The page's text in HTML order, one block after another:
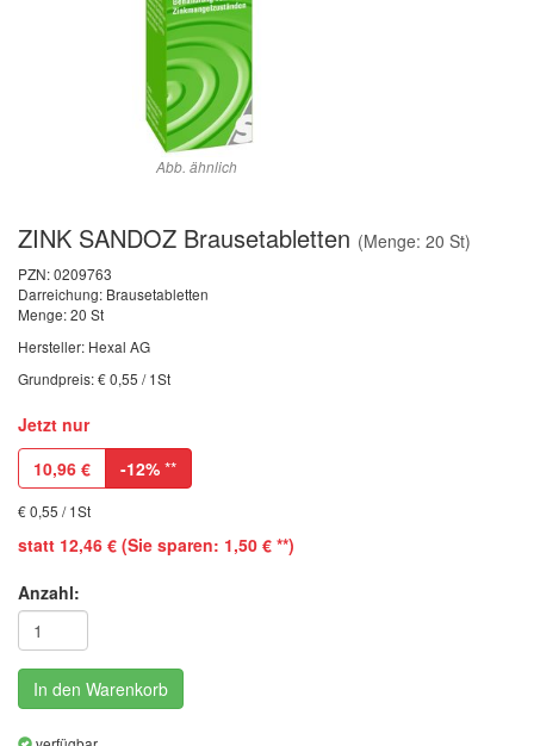
Abb. ähnlich
ZINK SANDOZ Brausetabletten (Menge: 20 St)
PZN:0209763
Darreichung: Brausetabletten
Menge: 20 St
Hersteller: Hexal AG
Grundpreis: € 0,55 / 1St
Jetzt nur
10,96 € -12% **
€ 0,55 / 1St
statt 12,46 € (Sie sparen: 1,50 € **)
Anzahl:
In den Warenkorb